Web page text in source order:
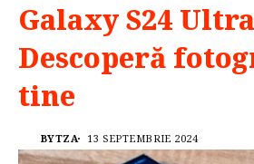
Galaxy S24
Descoperă
tine
BYTZA 13 SEPTEMBRIE 2024